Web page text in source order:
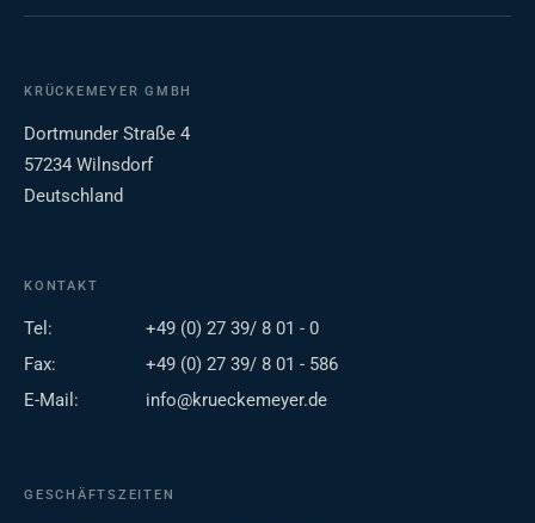
KRÜCKEMEYER GMBH
Dortmunder Straße 4
57234 Wilnsdorf
Deutschland
KONTAKT
Tel:
+49 (0) 27 39/ 8 01 - 0
Fax:
+49 (0) 27 39/ 8 01 - 586
E-Mail:
info@krueckemeyer.de
GESCHÄFTSZEITEN